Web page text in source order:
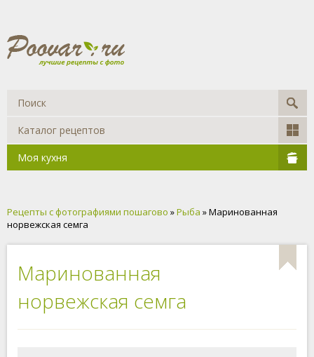
Каталог рецептов
Моя кухня
Рецепты с фотографиями пошагово »Рыба » Маринованная
норвежская семга
Маринованная
норвежская семга